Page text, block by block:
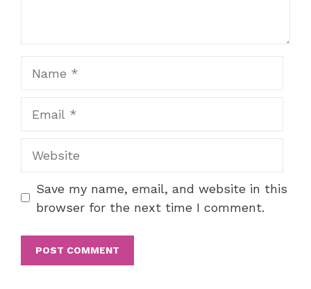
Save my name, email, and website in this
browser for the next time I comment.